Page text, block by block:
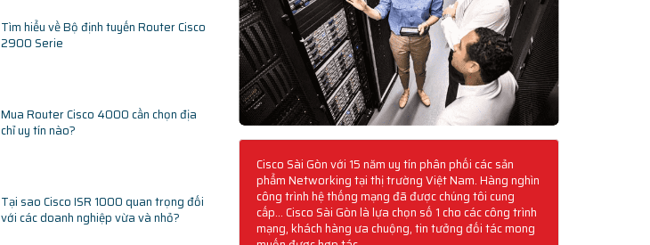
Tìm hiểu về Bộ định tuyến Router Cisco
2900 Serie
Mua Router Cisco 4000 cần chọn địa
chỉ uy tín nào?
Tại sao Cisco ISR 1000 quan trọng đối
với các doanh nghiệp vừa và nhỏ?
Cisco Sài Gòn với 15 năm uy tín phân phối các sản
phẩm Networking tại thị trường Việt Nam. Hàng nghìn
công trình hệ thống mạng đã được chúng tôi cung
cấp... Cisco Sài Gòn là lựa chọn số 1 cho các công trình
mạng, khách hàng ưa chuộng, tin tưởng đối tác mong